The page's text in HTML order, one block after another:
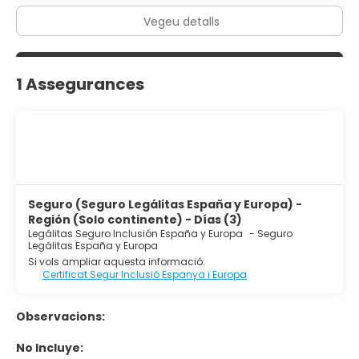
Vegeu detalls
1 Assegurances
Seguro (Seguro Legálitas España y Europa) -
Región (Solo continente) - Días (3)
Legálitas Seguro Inclusión España y Europa - Seguro
Legálitas España y Europa
Si vols ampliar aquesta informació:
Certificat Segur Inclusió Espanya i Europa
Observacions:
No Incluye: